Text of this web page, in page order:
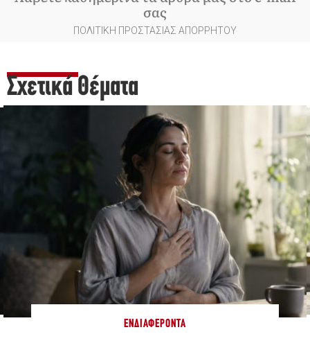
σας
ΠΟΛΙΤΙΚΗ ΠΡΟΣΤΑΣΙΑΣ ΑΠΟΡΡΗΤΟΥ
Σχετικά Θέματα
ΕΝΔΙΑΦΈΡΟΝΤΑ